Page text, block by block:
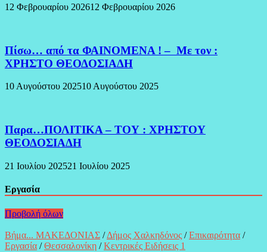
12 Φεβρουαρίου 202612 Φεβρουαρίου 2026
Πίσω… από τα ΦΑΙΝΟΜΕΝΑ ! – Με τον :
ΧΡΗΣΤΟ ΘΕΟΔΟΣΙΑΔΗ
10 Αυγούστου 202510 Αυγούστου 2025
Παρα…ΠΟΛΙΤΙΚΑ – ΤΟΥ : ΧΡΗΣΤΟΥ
ΘΕΟΔΟΣΙΑΔΗ
21 Ιουλίου 202521 Ιουλίου 2025
Εργασία
Προβολή όλων
Βήμα... ΜΑΚΕΔΟΝΙΑΣ /Δήμος Χαλκηδόνος /Επικαιρότητα /
Εργασία /Θεσσαλονίκη /Κεντρικές Ειδήσεις 1